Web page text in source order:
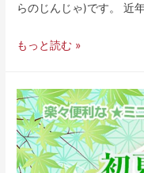
らのじんじゃ)です。 近
もっと読む »